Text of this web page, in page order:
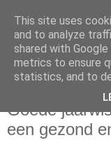
Goede
een gezond
This site uses
and to analyze
shared with
metrics to ensure
statistics, and to